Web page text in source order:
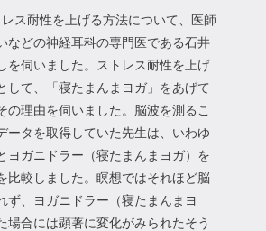
ス耐性を上げる方法について、医師
などの神経耳科の専門医である石井
を伺いました。ストレス耐性を上げ
して、「寝たまんまヨガ」をあげて
の理由を伺いました。脳波を測るこ
ータを取得していた先生は、いわゆ
ヨガニドラー（寝たまんまヨガ）を
比較しました。瞑想ではそれほど脳
ず、ヨガニドラー（寝たまんまヨ
場合には顕著に変化がみられたそう